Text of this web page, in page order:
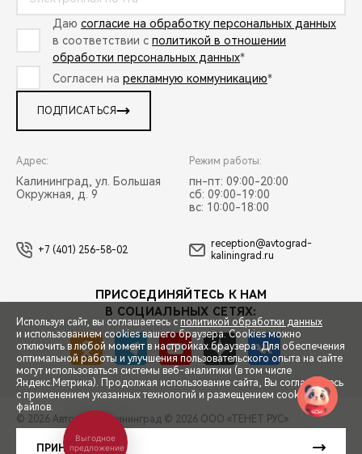
СПЕЦПРЕДЛОЖЕНИЯ
ЗАПИСЬ НА ТЕСТ-ДРАЙВ
Даю согласие на обработку персональных данных
в соответствии с политикой в отношении
обработки персональных данных*
Согласен на рекламную коммуникацию*
ПОДПИСАТЬСЯ
Адрес:
Калининград, ул. Большая
Окружная, д. 9
Режим работы:
пн-пт: 09:00-20:00
сб: 09:00-19:00
вс: 10:00-18:00
+7 (401) 256-58-02
reception@avtograd-
kaliningrad.ru
ПРИСОЕДИНЯЙТЕСЬ К НАМ
В СОЦИАЛЬНЫХ СЕТЯХ:
© 2026 Автоград Калининград © 2026 ООО «ТЕНЕТ РУС»
ПРАВОВАЯ ИНФОРМАЦИЯ
Используя сайт, вы соглашаетесь с политикой обработки данных
и использованием cookies вашего браузера. Cookies можно
отключить в любой момент в настройках браузера. Для обеспечения
оптимальной работы и улучшения пользовательского опыта на сайте
могут использоваться системы веб-аналитики (в том числе
Яндекс.Метрика). Продолжая использование сайта, Вы соглашаетесь
с применением указанных технологий и размещением cookie-
файлов.
ПРИНЯТЬ
Выгодное
предложение